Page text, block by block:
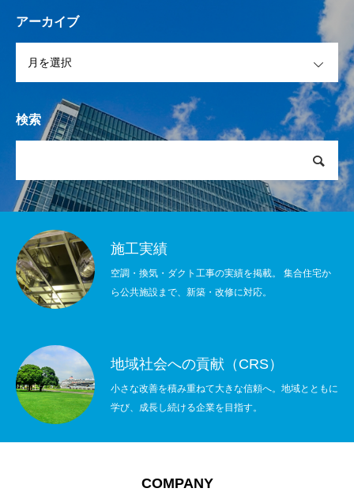
アーカイブ
検索
施工実績
空調・換気・ダクト工事の実績を掲載。 集合住宅か
ら公共施設まで、新築・改修に対応。
地域社会への貢献（CRS）
小さな改善を積み重ねて大きな信頼へ。地域とともに
学び、成長し続ける企業を目指す。
COMPANY